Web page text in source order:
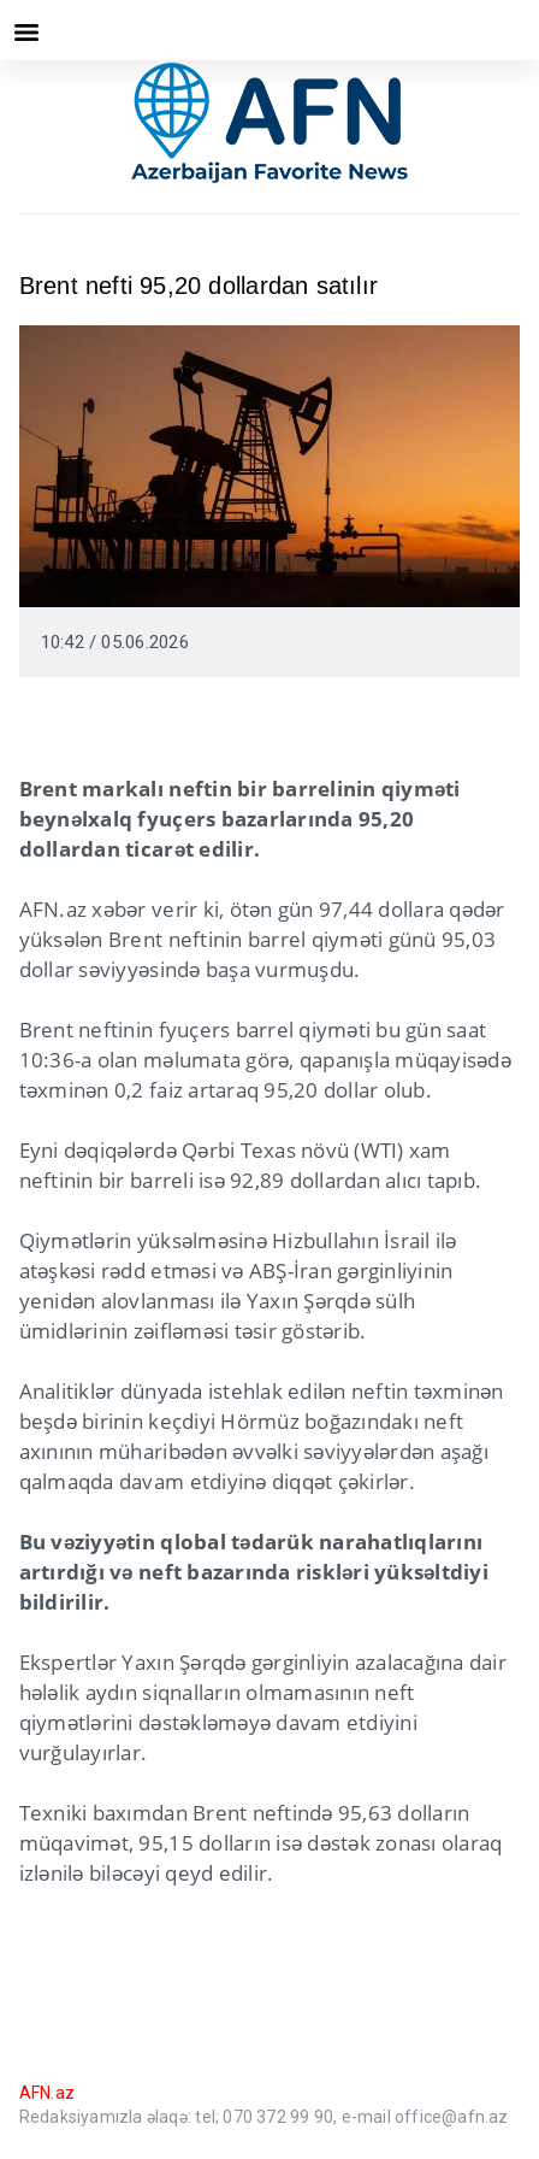
Brent nefti 95,20 dollardan satılır
10:42 / 05.06.2026
Brent markalı neftin bir barrelinin qiyməti
beynəlxalq fyuçers bazarlarında 95,20
dollardan ticarət edilir.
AFN.az xəbər verir ki, ötən gün 97,44 dollara qədər
yüksələn Brent neftinin barrel qiyməti günü 95,03
dollar səviyyəsində başa vurmuşdu.
Brent neftinin fyuçers barrel qiyməti bu gün saat
10:36-a olan məlumata görə, qapanışla müqayisədə
təxminən 0,2 faiz artaraq 95,20 dollar olub.
Eyni dəqiqələrdə Qərbi Texas növü (WTI) xam
neftinin bir barreli isə 92,89 dollardan alıcı tapıb.
Qiymətlərin yüksəlməsinə Hizbullahın İsrail ilə
atəşkəsi rədd etməsi və ABŞ-İran gərginliyinin
yenidən alovlanması ilə Yaxın Şərqdə sülh
ümidlərinin zəifləməsi təsir göstərib.
Analitiklər dünyada istehlak edilən neftin təxminən
beşdə birinin keçdiyi Hörmüz boğazındakı neft
axınının müharibədən əvvəlki səviyyələrdən aşağı
qalmaqda davam etdiyinə diqqət çəkirlər.
Bu vəziyyətin qlobal tədarük narahatlıqlarını
artırdığı və neft bazarında riskləri yüksəltdiyi
bildirilir.
Ekspertlər Yaxın Şərqdə gərginliyin azalacağına dair
hələlik aydın siqnalların olmamasının neft
qiymətlərini dəstəkləməyə davam etdiyini
vurğulayırlar.
Texniki baxımdan Brent neftində 95,63 dolların
müqavimət, 95,15 dolların isə dəstək zonası olaraq
izlənilə biləcəyi qeyd edilir.
AFN.az
Redaksiyamızla əlaqə: tel; 070 372 99 90, e-mail office@afn.az